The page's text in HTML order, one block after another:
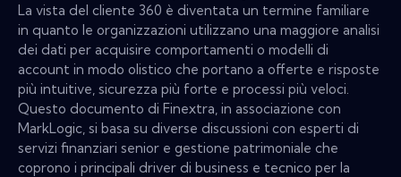
La vista del cliente 360 ​​è diventata un termine familiare
in quanto le organizzazioni utilizzano una maggiore analisi
dei dati per acquisire comportamenti o modelli di
account in modo olistico che portano a offerte e risposte
più intuitive, sicurezza più forte e processi più veloci.
Questo documento di Finextra, in associazione con
MarkLogic, si basa su diverse discussioni con esperti di
servizi finanziari senior e gestione patrimoniale che
coprono i principali driver di business e tecnico per la